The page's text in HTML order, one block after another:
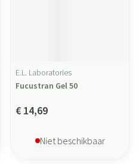
E.L. Laboratories
Fucustran Gel 50
€ 14,69
Niet beschikbaar